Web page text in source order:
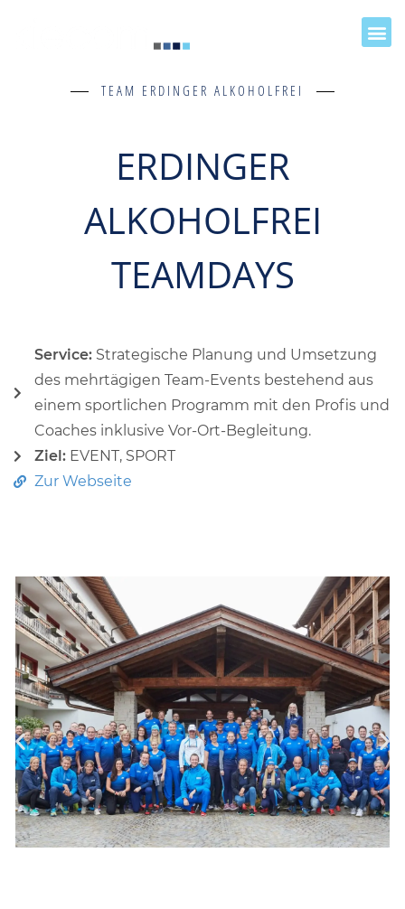
TEAM ERDINGER ALKOHOLFREI
ERDINGER
ALKOHOLFREI
TEAMDAYS
Service: Strategische Planung und Umsetzung
des mehrtägigen Team-Events bestehend aus
einem sportlichen Programm mit den Profis und
Coaches inklusive Vor-Ort-Begleitung.
Ziel: EVENT, SPORT
Zur Webseite